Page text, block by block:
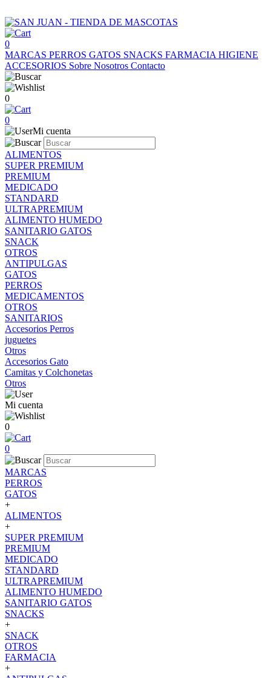
0
MARCAS PERROS GATOS SNACKS FARMACIA HIGIENE
ACCESORIOS Sobre Nosotros Contacto
0
0
Mi cuenta
ALIMENTOS
SUPER PREMIUM
PREMIUM
MEDICADO
STANDARD
ULTRAPREMIUM
ALIMENTO HUMEDO
SANITARIO GATOS
SNACK
OTROS
ANTIPULGAS
GATOS
PERROS
MEDICAMENTOS
OTROS
SANITARIOS
Accesorios Perros
juguetes
Otros
Accesorios Gato
Camitas y Colchonetas
Otros
Mi cuenta
0
0
MARCAS
PERROS
GATOS
+
ALIMENTOS
+
SUPER PREMIUM
PREMIUM
MEDICADO
STANDARD
ULTRAPREMIUM
ALIMENTO HUMEDO
SANITARIO GATOS
SNACKS
+
SNACK
OTROS
FARMACIA
+